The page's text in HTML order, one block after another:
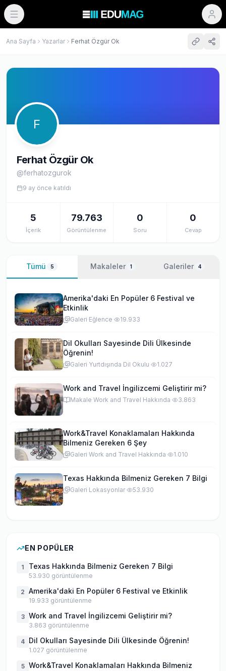
Ana Sayfa Yazarlar Ferhat Özgür Ok
F
Ferhat Özgür Ok
@ferhatozgurok
9 ay önce katıldı
5
İçerik
79.763
Görüntülenme
0
Soru
0
Cevap
Tümü 5 Makaleler 1 Galeriler 4
Amerika'daki En Popüler 6 Festival ve
Etkinlik
Galeri Eğlence 19.933
Dil Okulları Sayesinde Dili Ülkesinde
Öğrenin!
Galeri Yurtdışında Dil Okulu 1.027
Work and Travel İngilizcemi Geliştirir mi?
Makale Work and Travel Hakkında 3.863
Work&Travel Konaklamaları Hakkında
Bilmeniz Gereken 6 Şey
Galeri Work and Travel Hakkında 1.010
Texas Hakkında Bilmeniz Gereken 7 Bilgi
Galeri Lokasyonlar 53.930
EN POPÜLER
1 Texas Hakkında Bilmeniz Gereken 7 Bilgi
53.930 görüntülenme
2 Amerika'daki En Popüler 6 Festival ve Etkinlik
19.933 görüntülenme
3 Work and Travel İngilizcemi Geliştirir mi?
3.863 görüntülenme
4 Dil Okulları Sayesinde Dili Ülkesinde Öğrenin!
1.027 görüntülenme
5 Work&Travel Konaklamaları Hakkında Bilmeniz